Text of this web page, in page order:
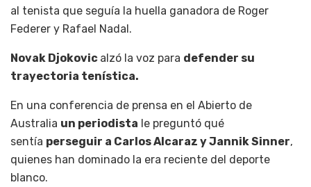
al tenista que seguía la huella ganadora de Roger
Federer y Rafael Nadal.
Novak Djokovic alzó la voz para defender su
trayectoria tenística.
En una conferencia de prensa en el Abierto de
Australia un periodista le preguntó qué
sentía perseguir a Carlos Alcaraz y Jannik Sinner,
quienes han dominado la era reciente del deporte
blanco.